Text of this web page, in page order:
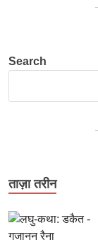
Search
ताज़ा तरीन